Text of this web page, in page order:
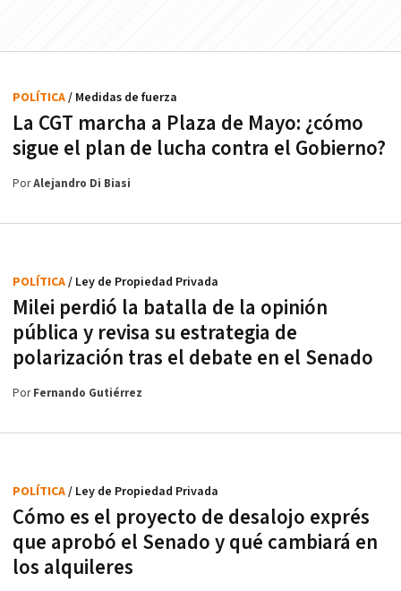
La CGT marcha a Plaza de Mayo: ¿cómo
sigue el plan de lucha contra el Gobierno?
POLÍTICA/ Medidas de fuerza
PorAlejandro Di Biasi
Milei perdió la batalla de la opinión
pública y revisa su estrategia de
polarización tras el debate en el Senado
POLÍTICA/ Ley de Propiedad Privada
PorFernando Gutiérrez
Cómo es el proyecto de desalojo exprés
que aprobó el Senado y qué cambiará en
los alquileres
POLÍTICA/ Ley de Propiedad Privada